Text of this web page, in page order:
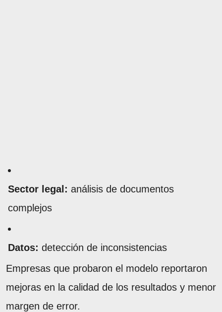
Sector legal: análisis de documentos
complejos
Datos: detección de inconsistencias
Empresas que probaron el modelo reportaron
mejoras en la calidad de los resultados y menor
margen de error.